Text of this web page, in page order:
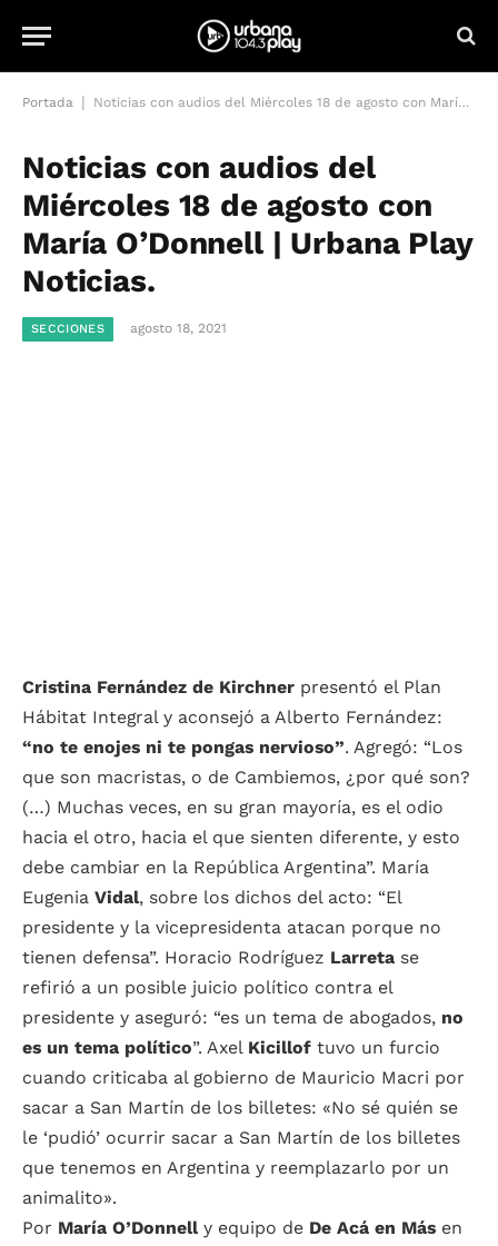
Portada Noticias con audios del Miércoles 18 de agosto con María O’Donnell | Urbana Play Noticias.
Noticias con audios del
Miércoles 18 de agosto con
María O’Donnell | Urbana Play
Noticias.
SECCIONES agosto 18, 2021
Cristina Fernández de Kirchner presentó el Plan
Hábitat Integral y aconsejó a Alberto Fernández:
“no te enojes ni te pongas nervioso”. Agregó: “Los
que son macristas, o de Cambiemos, ¿por qué son?
(…) Muchas veces, en su gran mayoría, es el odio
hacia el otro, hacia el que sienten diferente, y esto
debe cambiar en la República Argentina”. María
Eugenia Vidal, sobre los dichos del acto: “El
presidente y la vicepresidenta atacan porque no
tienen defensa”. Horacio Rodríguez Larreta se
refirió a un posible juicio político contra el
presidente y aseguró: “es un tema de abogados, no
es un tema político”. Axel Kicillof tuvo un furcio
cuando criticaba al gobierno de Mauricio Macri por
sacar a San Martín de los billetes: «No sé quién se
le ‘pudió’ ocurrir sacar a San Martín de los billetes
que tenemos en Argentina y reemplazarlo por un
animalito».
Por María O’Donnelly equipo de De Acá en Más en